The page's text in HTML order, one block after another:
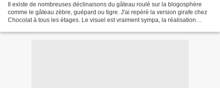
Il existe de nombreuses déclinaisons du gâteau roulé sur la blogosphère
comme le gâteau zèbre, guépard ou tigre. J'ai repéré la version girafe chez
Chocolat à tous les étages. Le visuel est vraiment sympa, la réalisation